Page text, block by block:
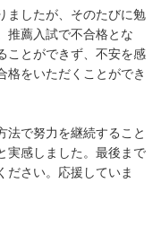
ましたが、そのたびに勉
推薦入試で不合格とな
ことができず、不安を感
格をいただくことができ
法で努力を継続すること
実感しました。最後まで
ださい。応援していま